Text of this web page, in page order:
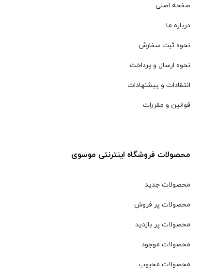
صفحه اصلی
درباره ما
نحوه ثبت سفارش
نحوه ارسال و پرداخت
انتقادات و پیشنهادات
قوانین و مقررات
محصولات فروشگاه اینترنتی موسوی
محصولات جدید
محصولات پر فروش
محصولات پر بازدید
محصولات موجود
محصولات محبوب